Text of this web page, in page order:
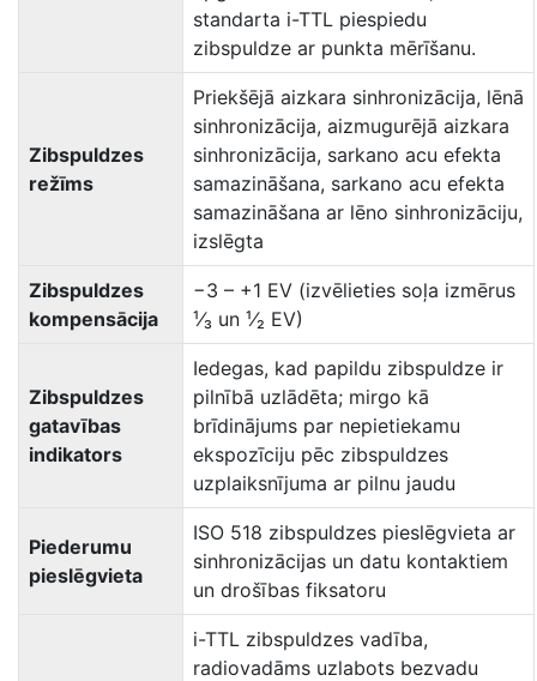
standarta i-TTL piespiedu
zibspuldze ar punkta mērīšanu.
Zibspuldzes
režīms
Priekšējā aizkara sinhronizācija, lēnā
sinhronizācija, aizmugurējā aizkara
sinhronizācija, sarkano acu efekta
samazināšana, sarkano acu efekta
samazināšana ar lēno sinhronizāciju,
izslēgta
Zibspuldzes
kompensācija
−3 – +1 EV (izvēlieties soļa izmērus
¹⁄₃ un ¹⁄₂ EV)
Zibspuldzes
gatavības
indikators
Iedegas, kad papildu zibspuldze ir
pilnībā uzlādēta; mirgo kā
brīdinājums par nepietiekamu
ekspozīciju pēc zibspuldzes
uzplaiksnījuma ar pilnu jaudu
Piederumu
pieslēgvieta
ISO 518 zibspuldzes pieslēgvieta ar
sinhronizācijas un datu kontaktiem
un drošības fiksatoru
i-TTL zibspuldzes vadība,
radiovadāms uzlabots bezvadu